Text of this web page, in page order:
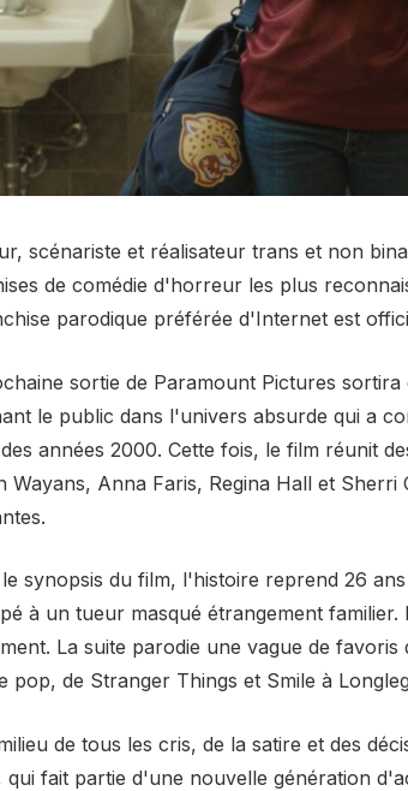
scénariste et réalisateur trans et non
de comédie d'horreur les plus
parodique préférée d'Internet est
sortie de Paramount Pictures
le public dans l'univers absurde qui a
années 2000. Cette fois, le film réunit
Wayans, Anna Faris, Regina Hall et
synopsis du film, l'histoire reprend 26
à un tueur masqué étrangement
La suite parodie une vague de
pop, de Stranger Things et Smile à
de tous les cris, de la satire et des
qui fait partie d'une nouvelle génération